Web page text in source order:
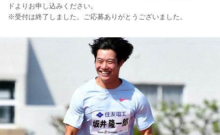
ドよりお申し込みください。
※受付は終了しました。ご応募ありがとうございました。